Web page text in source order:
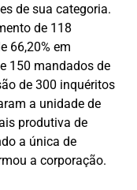
de sua categoria.
de 118
66,20% em
150 mandados de
de 300 inquéritos
a unidade de
produtiva de
a única de
a corporação.